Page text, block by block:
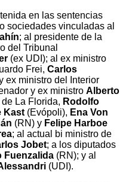
en las sentencias
sociedades vinculadas al
; al presidente de la
del Tribunal
(ex UDI); al ex ministro
Frei, Carlos
ex ministro del Interior
y ex ministro Alberto
La Florida, Rodolfo
Kast (Evópoli), Ena Von
(RN) y Felipe Harboe
; al actual bi ministro de
Jobet; a los diputados
Fuenzalida (RN); y al
(UDI).